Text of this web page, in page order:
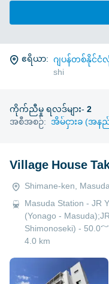
ဧရိယာ: ဂျပန်တစ်နိုင်ငံ
shi
ကိုက်ညီမှု ရလဒ်များ-2
အစီအစဉ်:
Village House
Shimane-ken,
Masuda Station - JR
(Yonago -
Shimonoseki) -
4.0 km